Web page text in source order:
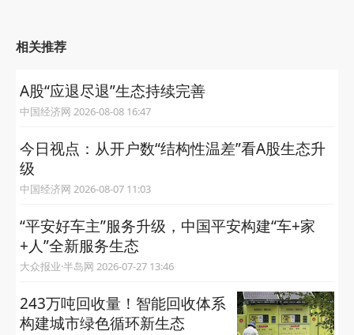
相关推荐
A股“应退尽退”生态持续完善
中国经济网 2026-08-08 16:47
今日视点：从开户数“结构性温差”看A股生态升
级
中国经济网 2026-08-07 11:03
“平安好车主”服务升级，中国平安构建“车+家
+人”全新服务生态
大众报业·半岛网 2026-07-27 13:46
243万吨回收量！智能回收体系
构建城市绿色循环新生态